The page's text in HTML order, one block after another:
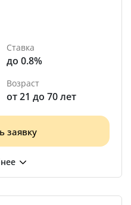
Ставка
до 0.8%
Возраст
от 21 до 70 лет
заявку